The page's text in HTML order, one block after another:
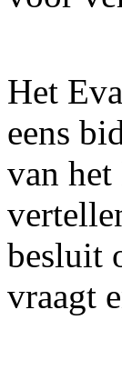
Het
eens
van
besluit
vraagt